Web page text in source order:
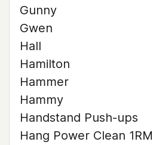
Gunny
Gwen
Hall
Hamilton
Hammer
Hammy
Handstand Push-ups
Hang Power Clean 1RM